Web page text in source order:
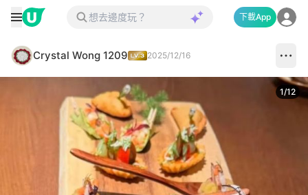
下載App
Crystal Wong 1209 2025/12/16
1/12